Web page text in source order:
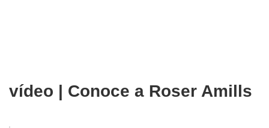
vídeo | Conoce a Roser Amills